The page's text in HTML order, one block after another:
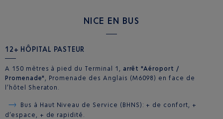
NICE EN BUS
12+ HÔPITAL PASTEUR
A 150 mètres à pied du Terminal 1, arrêt "Aéroport /
Promenade" , Promenade des Anglais (M6098) en face de
l’hôtel Sheraton.
Bus à Haut Niveau de Service (BHNS): + de confort, +
d’espace, + de rapidité.